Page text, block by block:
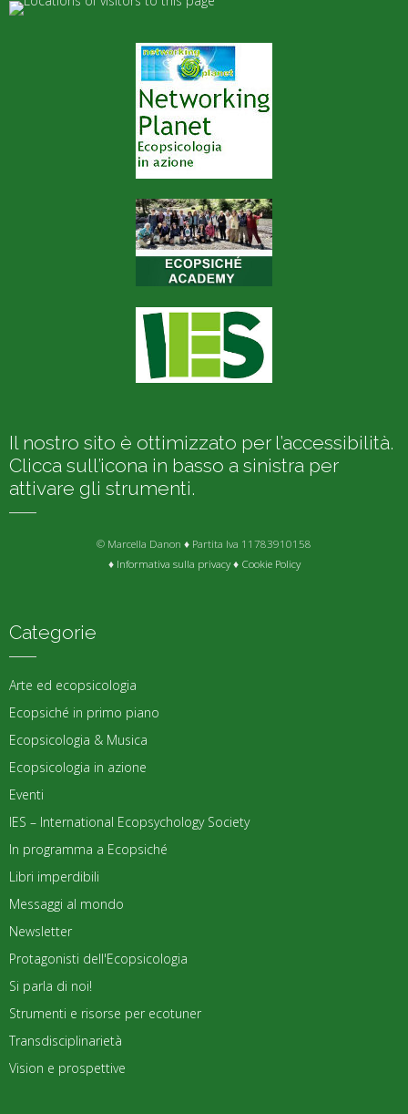
Il nostro sito è ottimizzato per l’accessibilità.
Clicca sull’icona in basso a sinistra per
attivare gli strumenti.
© Marcella Danon ♦ Partita Iva 11783910158
♦ Informativa sulla privacy♦ Cookie Policy
Categorie
Arte ed ecopsicologia
Ecopsiché in primo piano
Ecopsicologia & Musica
Ecopsicologia in azione
Eventi
IES – International Ecopsychology Society
In programma a Ecopsiché
Libri imperdibili
Messaggi al mondo
Newsletter
Protagonisti dell'Ecopsicologia
Si parla di noi!
Strumenti e risorse per ecotuner
Transdisciplinarietà
Vision e prospettive